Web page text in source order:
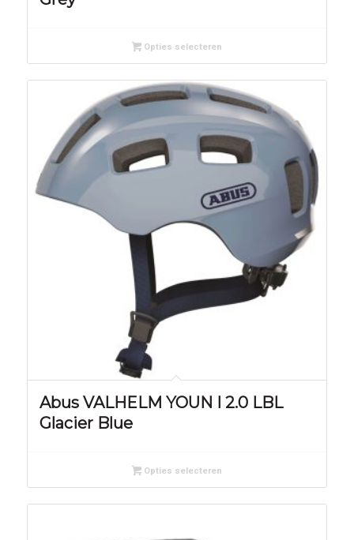
Opties selecteren
Abus VALHELM YOUN I 2.0 LBL
Glacier Blue
Opties selecteren